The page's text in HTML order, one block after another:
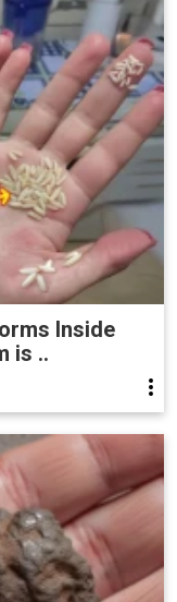
Inside
is ..